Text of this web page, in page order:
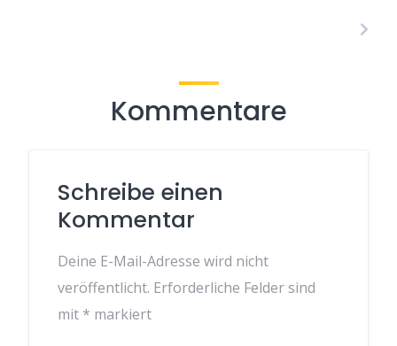
Kommentare
Schreibe einen
Kommentar
Deine E-Mail-Adresse wird nicht
veröffentlicht. Erforderliche Felder sind
mit * markiert